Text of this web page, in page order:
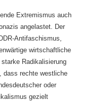
Extremismus auch
angelastet. Der
Antifaschismus,
wirtschaftliche
Radikalisierung
dass rechte westliche
oder
gezielt